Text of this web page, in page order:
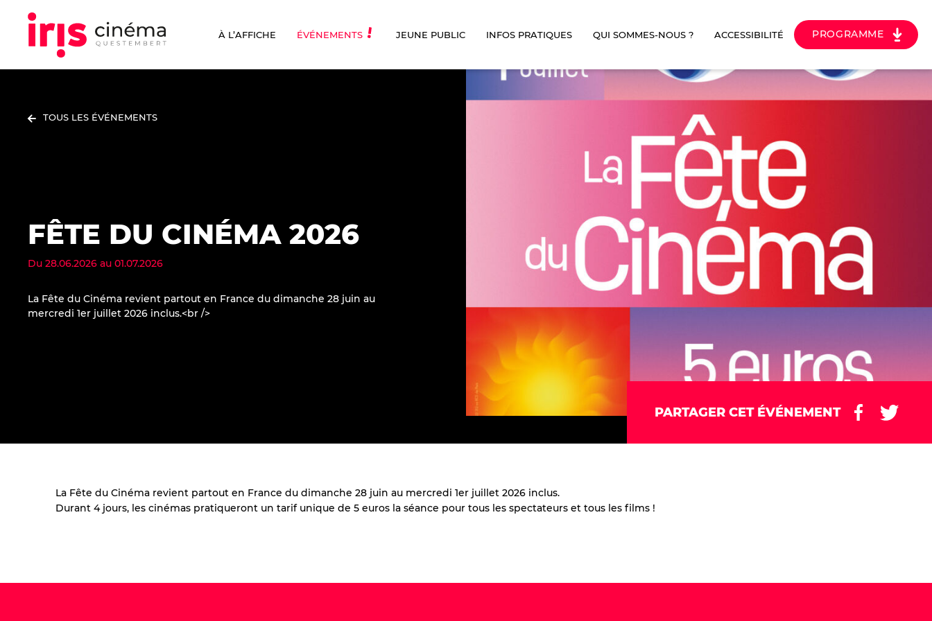
À L’AFFICHE ÉVÉNEMENTS JEUNE PUBLIC INFOS PRATIQUES QUI SOMMES-NOUS ? ACCESSIBILITÉ PROGRAMME
TOUS LES ÉVÉNEMENTS
FÊTE DU CINÉMA 2026
Du 28.06.2026 au 01.07.2026
La Fête du Cinéma revient partout en France du dimanche 28 juin au
mercredi 1er juillet 2026 inclus.<br />
PARTAGER CET ÉVÉNEMENT
La Fête du Cinéma revient partout en France du dimanche 28 juin au mercredi 1er juillet 2026 inclus.
Durant 4 jours, les cinémas pratiqueront un tarif unique de 5 euros la séance pour tous les spectateurs et tous les films !